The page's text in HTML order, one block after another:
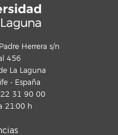
Herrera s/n
456
La Laguna
- España
31 90 00
21:00 h